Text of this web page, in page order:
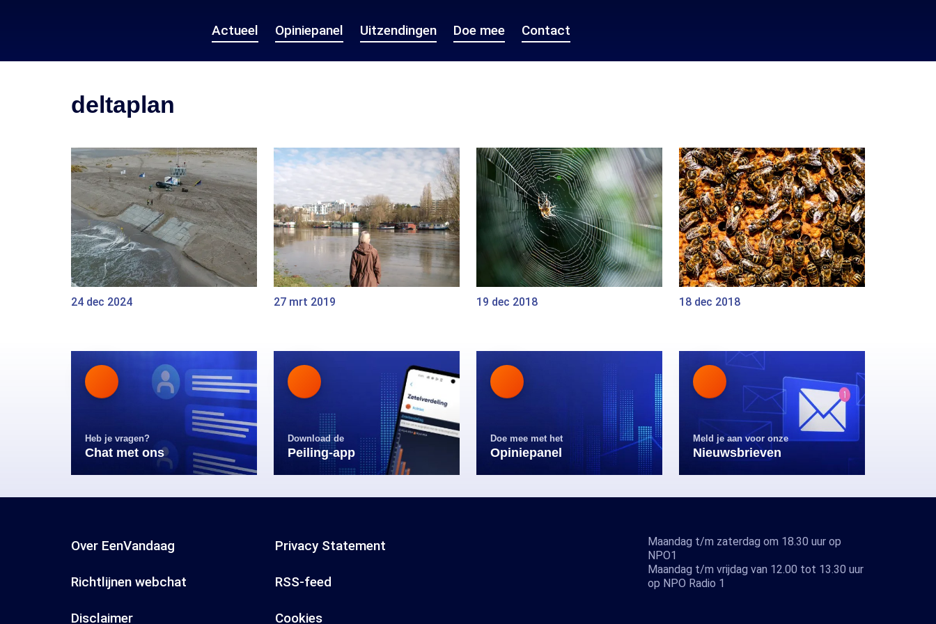
Actueel Opiniepanel Uitzendingen Doe mee Contact
deltaplan
24 dec 2024 27 mrt 2019 19 dec 2018 18 dec 2018
Heb je vragen?
Chat met ons
Download de
Peiling-app
Doe mee met het
Opiniepanel
Meld je aan voor onze
Nieuwsbrieven
Over EenVandaag Privacy Statement
Richtlijnen webchat RSS-feed
Disclaimer Cookies
Maandag t/m zaterdag om 18.30 uur op
NPO1
Maandag t/m vrijdag van 12.00 tot 13.30 uur
op NPO Radio 1